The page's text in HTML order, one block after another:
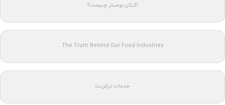
اکـتان بوسـتر چـیست؟
The Truth Behind Our Food Industries
خدمات ترانزیت